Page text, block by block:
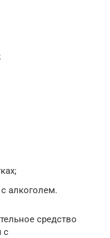
алкоголем.
средство
с